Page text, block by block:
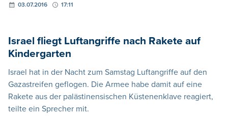
03.07.2016 17:11
Israel fliegt Luftangriffe nach Rakete auf
Kindergarten
Israel hat in der Nacht zum Samstag Luftangriffe auf den
Gazastreifen geflogen. Die Armee habe damit auf eine
Rakete aus der palästinensischen Küstenenklave reagiert,
teilte ein Sprecher mit.